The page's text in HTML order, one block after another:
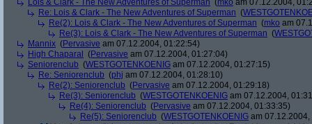
Lois & Clark - The New Adventures of Superman (mko am 07.12.2004,
Re: Lois & Clark - The New Adventures of Superman (
Re(2): Lois & Clark - The New Adventures of Superman (mko am
Re(3): Lois & Clark - The New Adventures of Superman (
Mannix (Pervasive am 07.12.2004, 01:22:54)
High Chaparal
(Pervasive am 07.12.2004, 01:27:04)
Seniorenclub (WESTGOTENKOENIG am 07.12.2004, 01:27:15)
Re: Seniorenclub (phj am 07.12.2004, 01:28:10)
Re(2): Seniorenclub (Pervasive am 07.12.2004, 01:29:18)
Re(3): Seniorenclub (WESTGOTENKOENIG am 07.12.2004,
Re(4): Seniorenclub (Pervasive am 07.12.2004, 01:33:35)
Re(5): Seniorenclub (WESTGOTENKOENIG am